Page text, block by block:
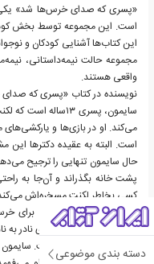
دسته بندی موضوعی
«پسری که صدای خرس‌ها شد»‌
است. این مجموعه توسط بخش
این کتاب‌ها آشنایی کودکان و
مجموعه حالت نیمه‌داستانی،
واقعی هستند.
نویسنده در کتاب «پسری که
سایمون، پسری
می‌کند. او در بازی‌ها و یارکشی‌های
است. البته به عقیده دکتر‌ها
حال سایمون تنهایی را ترجیح
پشت خانه بگذراند و آن‌جا به
کسی بخاطر لکنت مسخره‌اش می‌کند.
و او را تبدیل به قهرمانی برای
زندگی گونه‌ای از خرس‌های نادر
آن‌ها، در حال نابودی است.